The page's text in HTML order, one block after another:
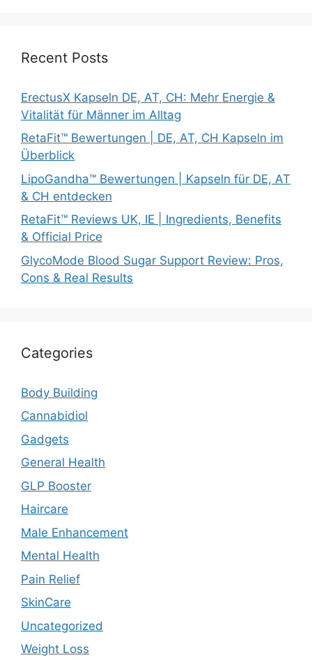
Recent Posts
ErectusX Kapseln DE, AT, CH: Mehr Energie &
Vitalität für Männer im Alltag
RetaFit™ Bewertungen | DE, AT, CH Kapseln im
Überblick
LipoGandha™ Bewertungen | Kapseln für DE, AT
& CH entdecken
RetaFit™ Reviews UK, IE | Ingredients, Benefits
& Official Price
GlycoMode Blood Sugar Support Review: Pros,
Cons & Real Results
Categories
Body Building
Cannabidiol
Gadgets
General Health
GLP Booster
Haircare
Male Enhancement
Mental Health
Pain Relief
SkinCare
Uncategorized
Weight Loss